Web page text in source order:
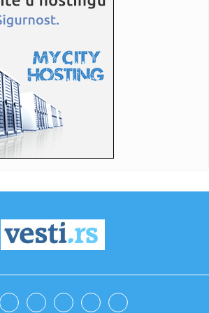
klisuri još uvek besni
lepote u Akademiji Oxford - započnite obuku
do 10. avgusta
– genijalan potez ili veliki eksperiment?
SMETE DA DOZIDATE BEZ IKAKVIH